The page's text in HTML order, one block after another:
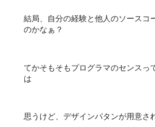
結局、自分の経験と他人のソースコ
のかなぁ？
てかそもそもプログラマのセンスっ
は
思うけど、デザインパタンが用意さ